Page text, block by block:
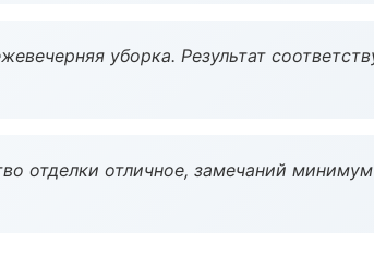
уборка. Результат
отделки отличное, замечаний